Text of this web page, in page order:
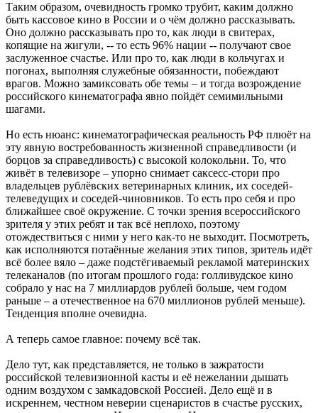
Таким образом, очевидность громко трубит, каким должно
быть кассовое кино в России и о чём должно рассказывать.
Оно должно рассказывать про то, как люди в свитерах,
копящие на жигули, -- то есть 96% нации -- получают свое
заслуженное счастье. Или про то, как люди в кольчугах и
погонах, выполняя служебные обязанности, побеждают
врагов. Можно замиксовать обе темы – и тогда возрождение
российского кинематографа явно пойдёт семимильными
шагами.
Но есть нюанс: кинематографическая реальность РФ плюёт на
эту явную востребованность жизненной справедливости (и
борцов за справедливость) с высокой колокольни. То, что
живёт в телевизоре – упорно снимает саксесс-стори про
владельцев рублёвских ветеринарных клиник, их соседей-
телеведущих и соседей-чиновников. То есть про себя и про
ближайшее своё окружение. С точки зрения всероссийского
зрителя у этих ребят и так всё неплохо, поэтому
отождествиться с ними у него как-то не выходит. Посмотреть,
как исполняются потаённые желания этих типов, зритель идёт
всё более вяло – даже подстёгиваемый рекламой материнских
телеканалов (по итогам прошлого года: голливудское кино
собрало у нас на 7 миллиардов рублей больше, чем годом
раньше – а отечественное на 670 миллионов рублей меньше).
Тенденция вполне очевидна.
А теперь самое главное: почему всё так.
Дело тут, как представляется, не только в зажратости
российской телевизионной касты и её нежелании дышать
одним воздухом с замкадовской Россией. Дело ещё и в
искреннем, честном неверии сценаристов в счастье русских,